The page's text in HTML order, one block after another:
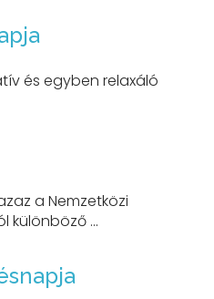
és egyben relaxáló
a Nemzetközi
különböző ...